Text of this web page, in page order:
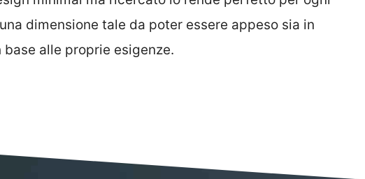
dimensione tale da poter essere appeso sia in
alle proprie esigenze.